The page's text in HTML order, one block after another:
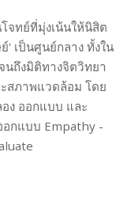
โจทย์ที่มุ่งเน้นให้นิสิต
' เป็นศูนย์กลาง ทั้งใน
ถึงมิติทางจิตวิทยา
สภาพแวดล้อม โดย
ง ออกแบบ และ
อกแบบ Empathy -